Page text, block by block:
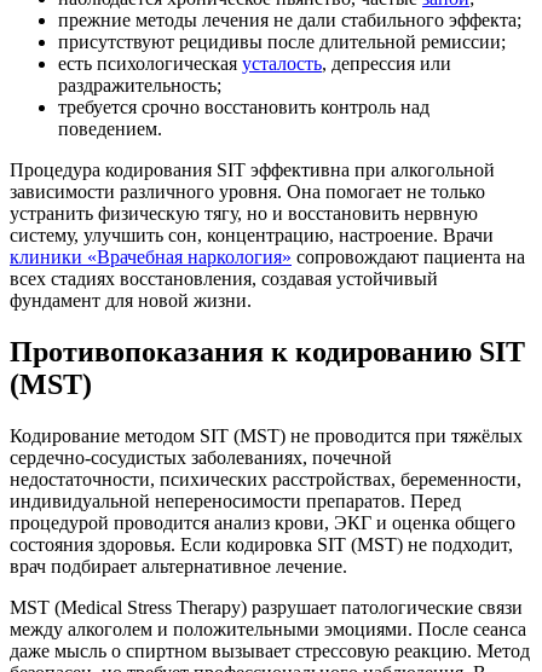
прежние методы лечения не дали стабильного эффекта;
присутствуют рецидивы после длительной ремиссии;
есть психологическая усталость, депрессия или
раздражительность;
требуется срочно восстановить контроль над
поведением.
Процедура кодирования SIT эффективна при алкогольной
зависимости различного уровня. Она помогает не только
устранить физическую тягу, но и восстановить нервную
систему, улучшить сон, концентрацию, настроение. Врачи
клиники «Врачебная наркология» сопровождают пациента на
всех стадиях восстановления, создавая устойчивый
фундамент для новой жизни.
Противопоказания к кодированию SIT
(MST)
Кодирование методом SIT (MST) не проводится при тяжёлых
сердечно-сосудистых заболеваниях, почечной
недостаточности, психических расстройствах, беременности,
индивидуальной непереносимости препаратов. Перед
процедурой проводится анализ крови, ЭКГ и оценка общего
состояния здоровья. Если кодировка SIT (MST) не подходит,
врач подбирает альтернативное лечение.
MST (Medical Stress Therapy) разрушает патологические связи
между алкоголем и положительными эмоциями. После сеанса
даже мысль о спиртном вызывает стрессовую реакцию. Метод